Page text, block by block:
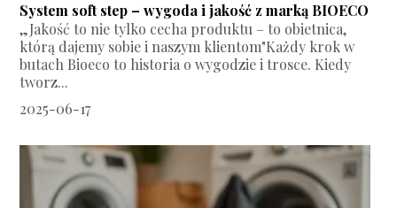
System soft step – wygoda i jakość z marką BIOECO
„Jakość to nie tylko cecha produktu – to obietnica,
którą dajemy sobie i naszym klientom"Każdy krok w
butach Bioeco to historia o wygodzie i trosce. Kiedy
tworz...
2025-06-17